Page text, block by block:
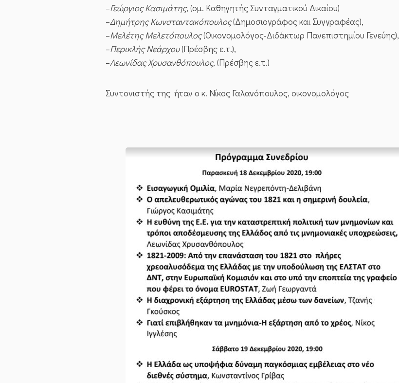
–Γεώργιος‌ ‌Κασιμάτης,‌ ‌(ομ.‌ ‌Καθηγητής‌ ‌Συνταγματικού‌ ‌Δικαίου)
–Δημήτρης Κωνσταντακόπουλος(Δημοσιογράφος και Συγγραφέας),
–Μελέτης Μελετόπουλος(Οικονομολόγος-Διδάκτωρ‌ ‌Πανεπιστημίου‌ ‌Γενεύης),
–Περικλής Νεάρχου(Πρέσβ‌η‌ς‌ ‌ε.τ.),
–Λεωνίδας‌ ‌Χρυσανθόπουλος,‌ ‌(Πρέσβ‌η‌ς‌ ‌ε.τ.)
Συντονιστής της ήταν ο κ. Νίκος Γαλανόπουλος, οικονομολόγος